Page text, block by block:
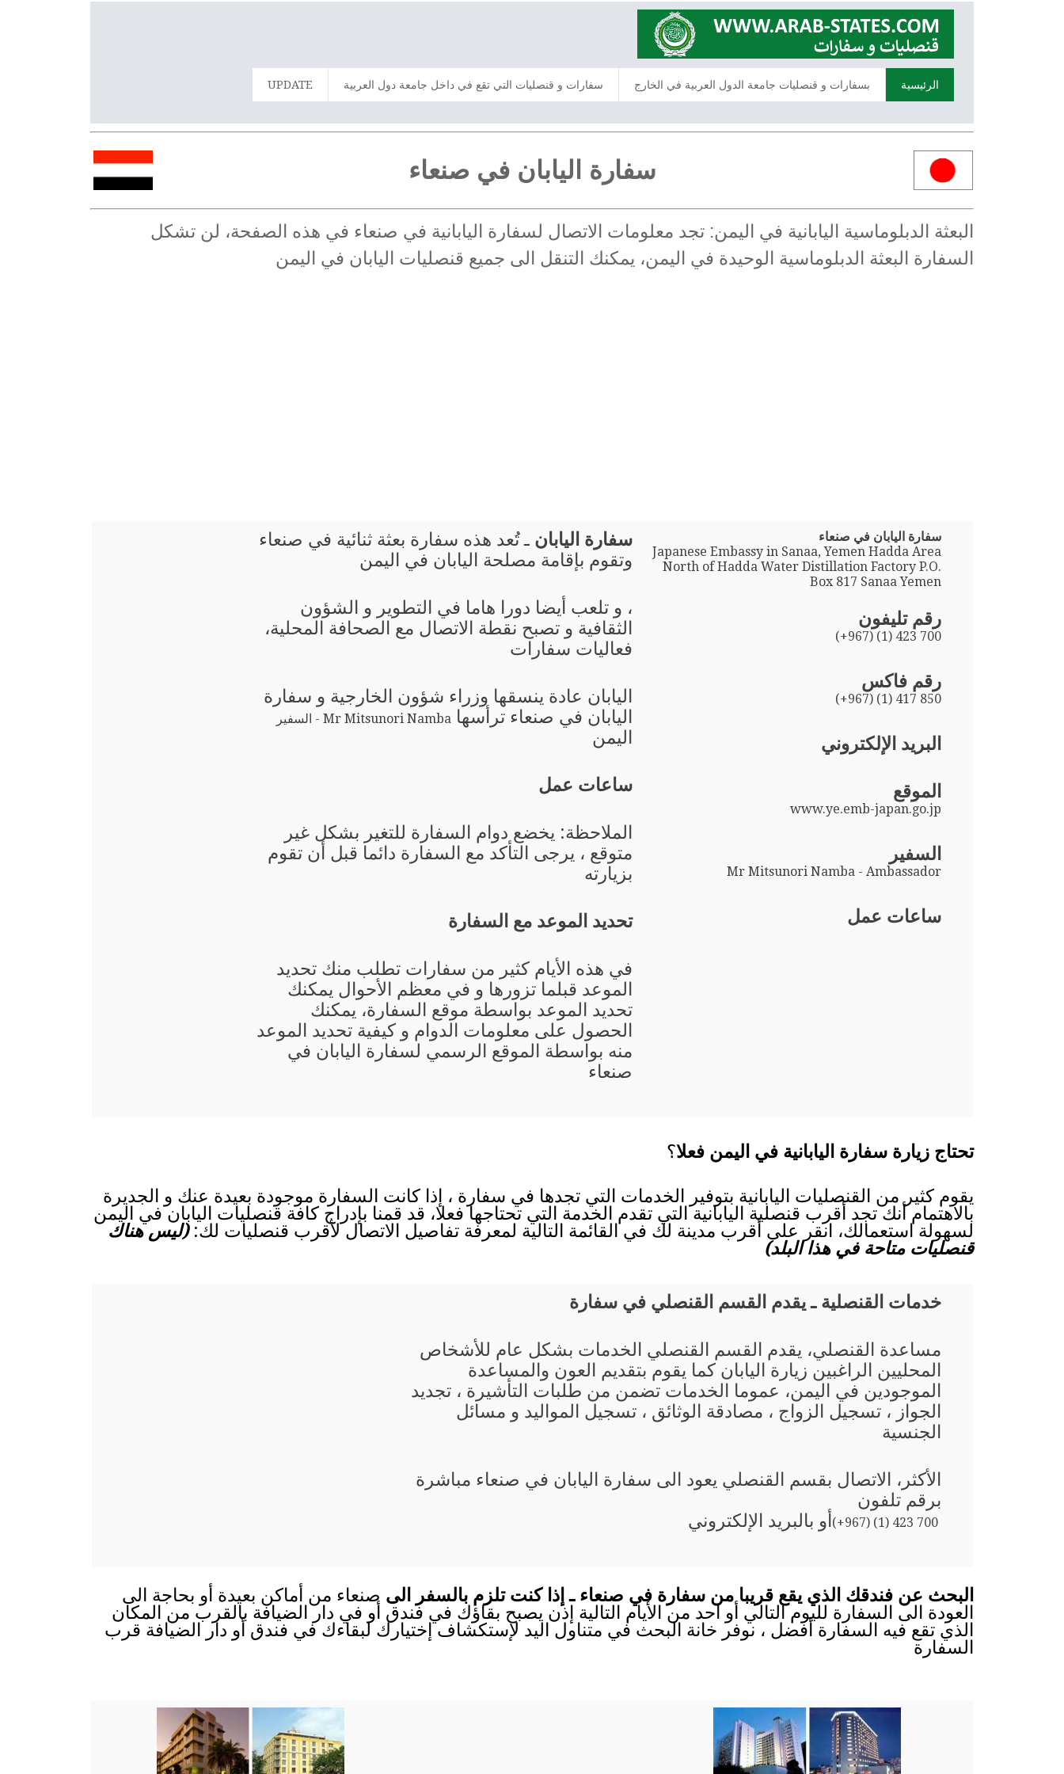
الرئيسية بسفارات و قنصليات جامعة الدول العربية في الخارج سفارات و قنصليات التي تقع في داخل جامعة دول العربية UPDATE
سفارة اليابان في صنعاء
البعثة الدبلوماسية اليابانية في اليمن: تجد معلومات الاتصال لسفارة اليابانية في صنعاء في هذه الصفحة، لن تشكل
السفارة البعثة الدبلوماسية الوحيدة في اليمن، يمكنك التنقل الى جميع قنصليات اليابان في اليمن
سفارة اليابان في صنعاء
Japanese Embassy in Sanaa, Yemen Hadda Area
North of Hadda Water Distillation Factory P.O.
Box 817 Sanaa Yemen
رقم تليفون
(+967) (1) 423 700
رقم فاكس
(+967) (1) 417 850
البريد الإلكتروني
الموقع
www.ye.emb-japan.go.jp
السفير
Mr Mitsunori Namba - Ambassador
ساعات عمل
سفارة اليابان ـ تُعد هذه سفارة بعثة ثنائية في صنعاء
وتقوم بإقامة مصلحة اليابان في اليمن
، و تلعب أيضا دورا هاما في التطوير و الشؤون
الثقافية و تصبح نقطة الاتصال مع الصحافة المحلية،
فعاليات سفارات
اليابان عادة ينسقها وزراء شؤون الخارجية و سفارة
اليابان في صنعاء ترأسها Mr Mitsunori Namba - السفير
اليمن
ساعات عمل
الملاحظة: يخضع دوام السفارة للتغير بشكل غير
متوقع ، يرجى التأكد مع السفارة دائما قبل أن تقوم
بزيارته
تحديد الموعد مع السفارة
في هذه الأيام كثير من سفارات تطلب منك تحديد
الموعد قبلما تزورها و في معظم الأحوال يمكنك
تحديد الموعد بواسطة موقع السفارة، يمكنك
الحصول على معلومات الدوام و كيفية تحديد الموعد
منه بواسطة الموقع الرسمي لسفارة اليابان في
صنعاء
تحتاج زيارة سفارة اليابانية في اليمن فعلا؟
يقوم كثير من القنصليات اليابانية بتوفير الخدمات التي تجدها في سفارة ، إذا كانت السفارة موجودة بعيدة عنك و الجديرة
بالاهتمام أنك تجد أقرب قنصلية اليابانية التي تقدم الخدمة التي تحتاجها فعلا، قد قمنا بإدراج كافة قنصليات اليابان في اليمن
لسهولة استعمالك، انقر على أقرب مدينة لك في القائمة التالية لمعرفة تفاصيل الاتصال لأقرب قنصليات لك:(ليس هناك
قنصليات متاحة في هذا البلد)
خدمات القنصلية ـ يقدم القسم القنصلي في سفارة
مساعدة القنصلي، يقدم القسم القنصلي الخدمات بشكل عام للأشخاص
المحليين الراغبين زيارة اليابان كما يقوم بتقديم العون والمساعدة
الموجودين في اليمن، عموما الخدمات تضمن من طلبات التأشيرة ، تجديد
الجواز ، تسجيل الزواج ، مصادقة الوثائق ، تسجيل المواليد و مسائل
الجنسية
الأكثر، الاتصال بقسم القنصلي يعود الى سفارة اليابان في صنعاء مباشرة
برقم تلفون
(+967) (1) 423 700أو بالبريد الإلكتروني
البحث عن فندقك الذي يقع قريبا من سفارة في صنعاء ـ إذا كنت تلزم بالسفر الى صنعاء من أماكن بعيدة أو بحاجة الى
العودة الى السفارة لليوم التالي أو احد من الأيام التالية إذن يصبح بقاؤك في فندق أو في دار الضيافة بالقرب من المكان
الذي تقع فيه السفارة أفضل ، نوفر خانة البحث في متناول اليد لإستكشاف إختيارك لبقاءك في فندق أو دار الضيافة قرب
السفارة